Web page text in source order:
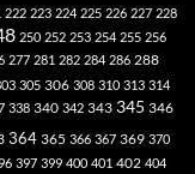
222 223 224 225 226 227 228
250 252 253 254 255 256
277 281 282 284 286 288
305 306 308 310 313 314
338 340 342 343 345 346
364 365 366 367 369 370
397 399 400 401 402 404